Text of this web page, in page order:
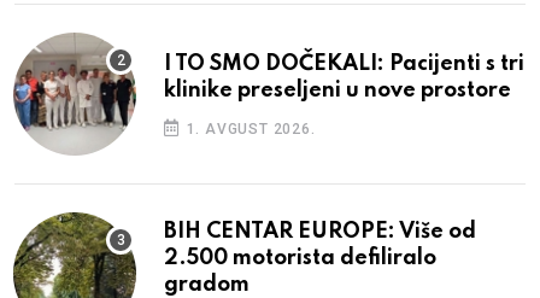
I TO SMO DOČEKALI: Pacijenti s tri
klinike preseljeni u nove prostore
1. AVGUST 2026.
BIH CENTAR EUROPE: Više od
2.500 motorista defiliralo
gradom